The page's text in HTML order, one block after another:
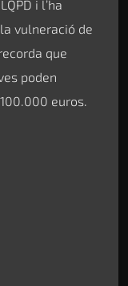
i l’ha
vulneració de
que
poden
euros.